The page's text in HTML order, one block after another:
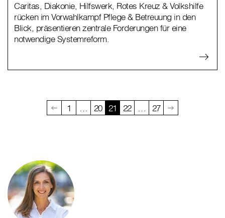
Caritas, Diakonie, Hilfswerk, Rotes Kreuz & Volkshilfe
rücken im Vorwahlkampf Pflege & Betreuung in den
Blick, präsentieren zentrale Forderungen für eine
notwendige Systemreform.
1 … 20 21 22 … 27